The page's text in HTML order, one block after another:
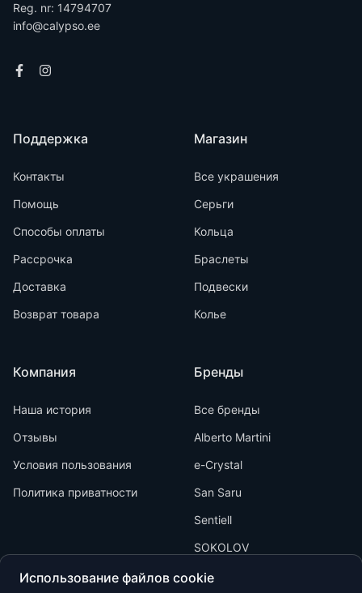
Reg. nr: 14794707
info@calypso.ee
Поддержка
Контакты
Помощь
Способы оплаты
Рассрочка
Доставка
Возврат товара
Компания
Наша история
Отзывы
Условия пользования
Политика приватности
Магазин
Все украшения
Серьги
Кольца
Браслеты
Подвески
Колье
Бренды
Все бренды
Alberto Martini
e-Crystal
San Saru
Sentiell
SOKOLOV
Использование файлов cookie